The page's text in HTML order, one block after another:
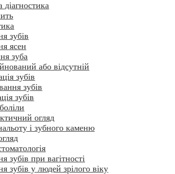
зубів
ясен
зуба
або відсутній
зубів
зубів
зубів
огляд
і зубного каменю
зубів при вагітності
зубів у людей зрілого віку